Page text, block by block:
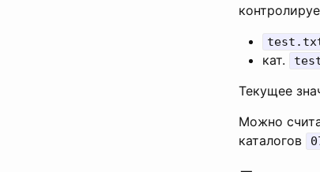
кат.
Текущее
Можно
каталогов